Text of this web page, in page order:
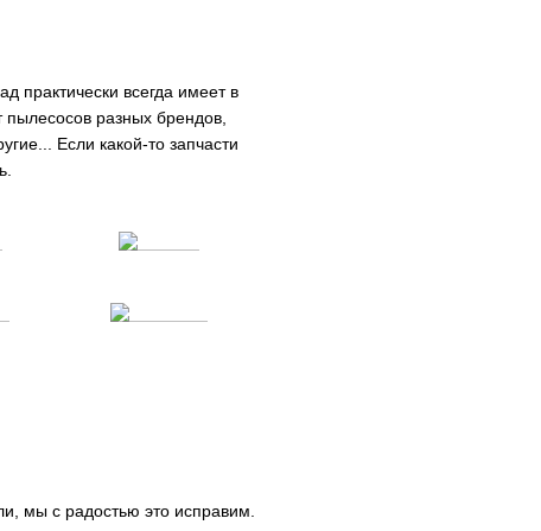
практически всегда имеет в
разных брендов,
Если какой-то запчасти
мы с радостью это исправим.